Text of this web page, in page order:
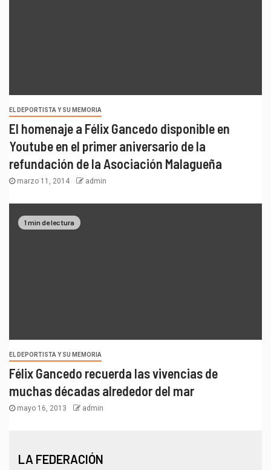
EL DEPORTISTA Y SU MEMORIA
El homenaje a Félix Gancedo disponible en
Youtube en el primer aniversario de la
refundación de la Asociación Malagueña
marzo 11, 2014 admin
1 min de lectura
EL DEPORTISTA Y SU MEMORIA
Félix Gancedo recuerda las vivencias de
muchas décadas alrededor del mar
mayo 16, 2013 admin
LA FEDERACIÓN